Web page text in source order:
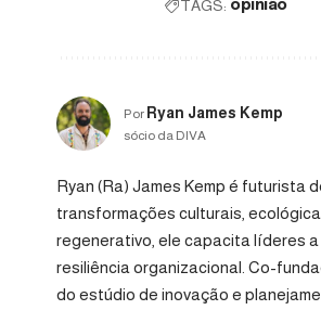
TAGS: opinião
Por Ryan James Kemp
sócio da DIVA
Ryan (Ra) James Kemp é futurista
transformações culturais,
regenerativo, ele capacita líderes
resiliência organizacional. Co-
do estúdio de inovação e